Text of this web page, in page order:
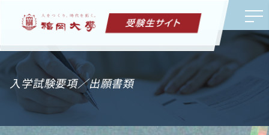
入学試験要項／出願書類